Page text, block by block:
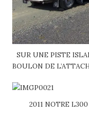
SUR UNE PISTE
BOULON DE
2011 NOTRE